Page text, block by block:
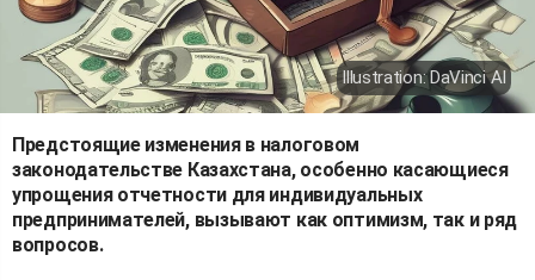
Illustration: DaVinci AI
Предстоящие изменения в налоговом
законодательстве Казахстана, особенно касающиеся
упрощения отчетности для индивидуальных
предпринимателей, вызывают как оптимизм, так и ряд
вопросов.